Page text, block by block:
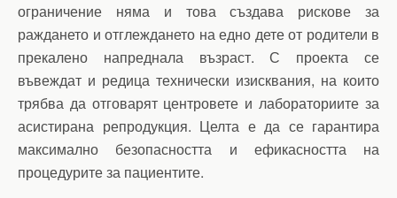
ограничение няма и това създава рискове за
раждането и отглеждането на едно дете от родители в
прекалено напреднала възраст. С проекта се
въвеждат и редица технически изисквания, на които
трябва да отговарят центровете и лабораториите за
асистирана репродукция. Целта е да се гарантира
максимално безопасността и ефикасността на
процедурите за пациентите.